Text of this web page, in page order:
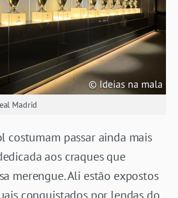
Madrid
costumam passar ainda mais
aos craques que
merengue. Ali estão expostos